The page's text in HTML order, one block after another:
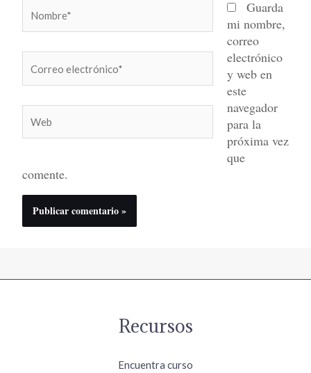
electrónico*
Guarda
mi nombre,
correo
electrónico
y web en
este
navegador
para la
próxima vez
que
comente.
Recursos
Encuentra curso